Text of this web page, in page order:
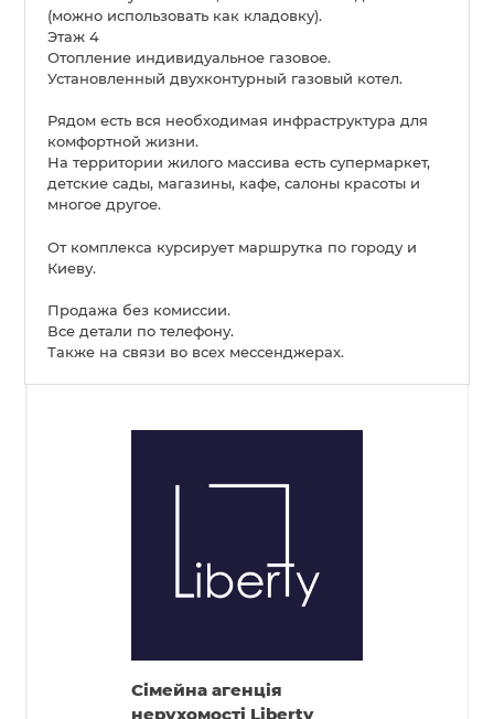
(можно использовать как кладовку).
Этаж 4
Отопление индивидуальное газовое.
Установленный двухконтурный газовый котел.
Рядом есть вся необходимая инфраструктура для
комфортной жизни.
На территории жилого массива есть супермаркет,
детские сады, магазины, кафе, салоны красоты и
многое другое.
От комплекса курсирует маршрутка по городу и
Киеву.
Продажа без комиссии.
Все детали по телефону.
Также на связи во всех мессенджерах.
Cімейна агенція
нерухомості Liberty